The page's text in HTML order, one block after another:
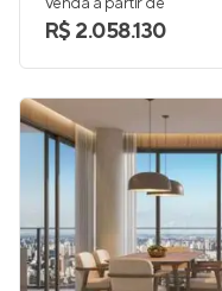
R$ 2.058.130